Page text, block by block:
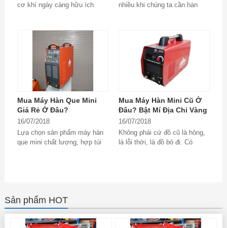
cơ khí ngày càng hữu ích
nhiều khi chúng ta cần hàn
Mua Máy Hàn Que Mini
Giá Rẻ Ở Đâu?
16/07/2018
Lựa chọn sản phẩm máy hàn
que mini chất lượng, hợp túi
Mua Máy Hàn Mini Cũ Ở
Đâu? Bật Mí Địa Chỉ Vàng
16/07/2018
Không phải cứ đồ cũ là hỏng,
là lỗi thời, là đồ bỏ đi. Có
Sản phẩm HOT